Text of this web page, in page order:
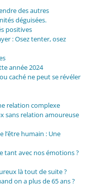
des autres
déguisées.
positives
: Osez tenter, osez
année 2024
caché ne peut se révéler
relation complexe
sans relation amoureuse
l’être humain : Une
tant avec nos émotions ?
là tout de suite ?
on a plus de 65 ans ?